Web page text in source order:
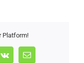
Platform!
Vk Email